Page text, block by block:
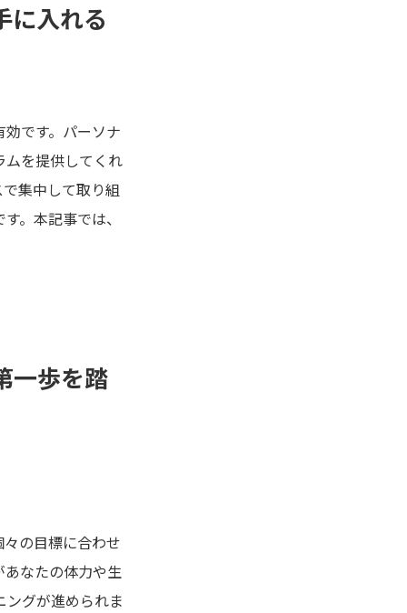
に入れる
です。パーソナ
ムを提供してくれ
集中して取り組
。本記事では、
一歩を踏
の目標に合わせ
なたの体力や生
グが進められま